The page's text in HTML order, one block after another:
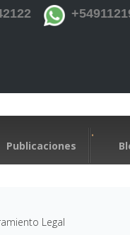
Publicaciones
Legal